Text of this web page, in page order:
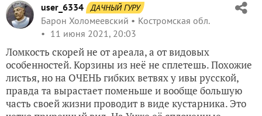
user_6334 ДАЧНЫЙ ГУРУ
Барон Холомеевский
Костромская обл.
11 июня 2021, 20:03
Ломкость скорей не от ареала, а от видовых
особенностей. Корзины из неё не сплетешь. Похожие
листья, но на ОЧЕНЬ гибких ветвях у ивы русской,
правда та вырастает поменьше и вообще большую
часть своей жизни проводит в виде кустарника. Это